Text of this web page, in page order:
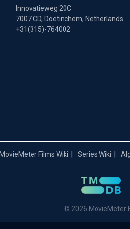
Innovatieweg 20C
7007 CD, Doetinchem, Netherlands
+31(315)-764002
MovieMeter Films Wiki Series Wiki
© 2026 MovieMeter